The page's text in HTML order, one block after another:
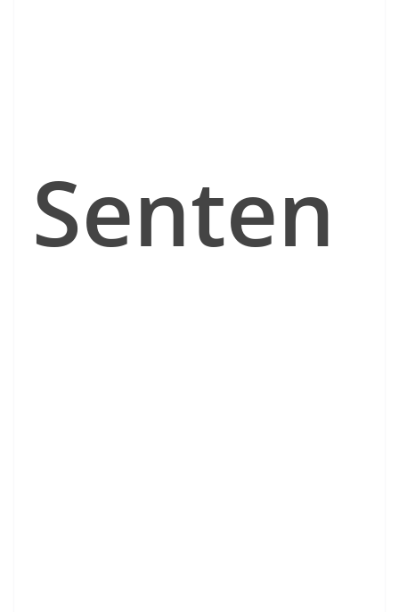
Senten